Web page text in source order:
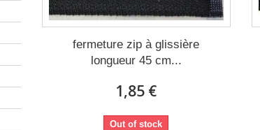
fermeture zip à glissière
longueur 45 cm...
1,85 €
Out of stock